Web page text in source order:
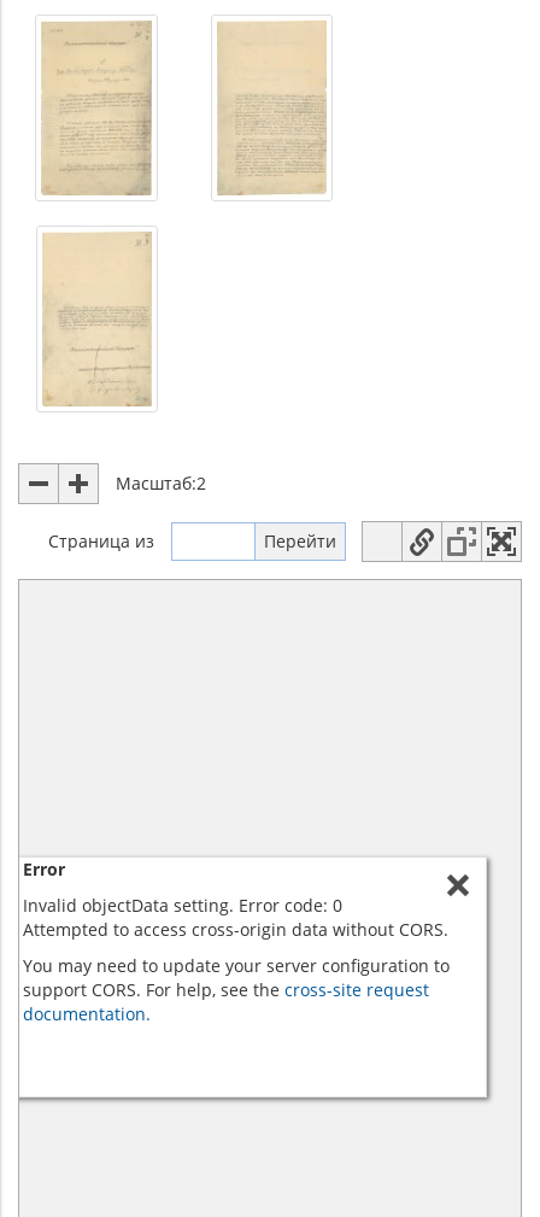
Масштаб:2
Страница из
Error
Invalid objectData setting. Error code: 0
Attempted to access cross-origin data without CORS.
You may need to update your server configuration to
support CORS. For help, see the cross-site request
documentation.